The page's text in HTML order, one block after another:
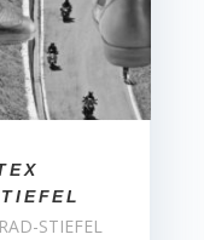
STIEFEL